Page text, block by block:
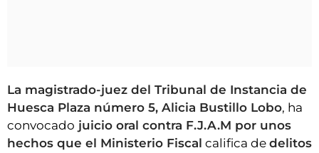
La magistrado-juez del Tribunal de Instancia de
Huesca Plaza número 5, Alicia Bustillo Lobo, ha
convocado juicio oral contra F.J.A.M por unos
hechos que el Ministerio Fiscal califica de delitos